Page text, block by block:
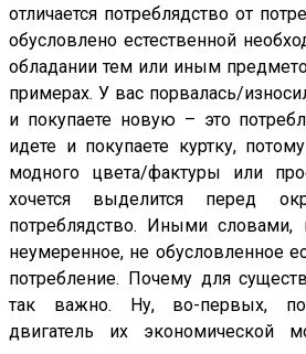
отличается потреблядство от
обусловлено естественной
обладании тем или иным
примерах. У вас порвалась/
и покупаете новую – это
идете и покупаете куртку,
модного цвета/фактуры или
хочется выделится перед
потреблядство. Иными словами,
неумеренное, не обусловленное
потребление. Почему для
так важно. Ну, во-первых,
двигатель их экономической